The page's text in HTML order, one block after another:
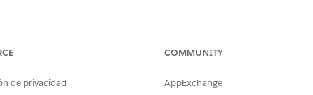
de privacidad
COMMUNITY
AppExchange